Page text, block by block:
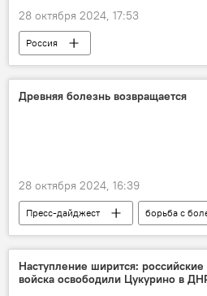
28 октября 2024, 17:53
Россия
Операция по демилитаризации
Древняя болезнь возвращается
28 октября 2024, 16:39
Пресс-дайджест борьба с
Наступление ширится: российские
войска освободили Цукурино в